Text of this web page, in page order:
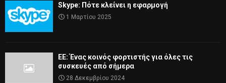
Skype: Πότε κλείνει η εφαρμογή
1 Μαρτίου 2025
ΕΕ: Ένας κοινός φορτιστής για όλες τις
συσκευές από σήμερα
28 Δεκεμβρίου 2024